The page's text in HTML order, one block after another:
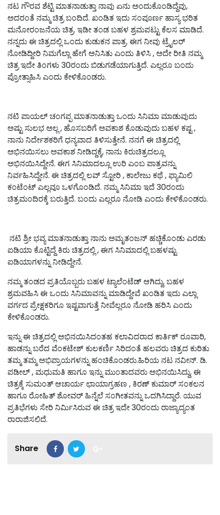
ನಟ ಗೌರವ ಶೆಟ್ಟಿ ಮಾತನಾಡುತ್ತಾ ನಾವು ಏನು ಅಂದುಕೊಂಡಿದ್ದೆವು,
ಅದರಂತೆ ನಮ್ಮ ಚಿತ್ರ ಬಂದಿದೆ. ಖಂಡಿತ ಇದು ಸಂಪೂರ್ಣ ಹಾಸ್ಯ ಭರಿತ
ಮನೋರಂಜನೆಯ ಚಿತ್ರ. ಇಡೀ ತಂಡ ಬಹಳ ಶ್ರಮಪಟ್ಟು ಕೆಲಸ ಮಾಡಿದೆ.
ನನ್ನದು ಈ ಚಿತ್ರದಲ್ಲಿ ಒಂದು ಕುಡುಕನ ಪಾತ್ರ. ಈಗ ನೀವು ಟ್ರೈಲರ್
ನೋಡಿದ್ದೀರಿ ನಿಮಗೆಲ್ಲಾ ಹೇಗೆ ಅನಿಸಿತು ಎಂದು ತಿಳಿಸಿ , ಅದೇ ರೀತಿ ನಮ್ಮ
ಚಿತ್ರ ಇದೇ ತಿಂಗಳು 30ರಂದು ಬಿಡುಗಡೆಯಾಗುತ್ತಿದೆ. ಎಲ್ಲರೂ ಬಂದು
ಪ್ರೋತ್ಸಾಹಿಸಿ ಎಂದು ಕೇಳಿಕೊಂಡರು.
ನಟಿ ಪಾಯಲ್ ಚಂಗಪ್ಪ ಮಾತನಾಡುತ್ತಾ ಒಂದು ಸಿನಿಮಾ ಮಾಡುವುದು
ಅಷ್ಟು ಸುಲಭ ಅಲ್ಲ , ಹೊಸಬರಿಗೆ ಅವಕಾಶ ಕೊಡುವುದು ಬಹಳ ಕಷ್ಟ ,
ನಾನು ನಿರ್ದೇಶಕರಿಗೆ ಧನ್ಯವಾದ ತಿಳಿಸುತ್ತೇನೆ. ನನಗೆ ಈ ಚಿತ್ರದಲ್ಲಿ
ಅಭಿನಯಿಸಲು ಅವಕಾಶ ನೀಡಿದ್ದಕ್ಕೆ, ನಾನು ಕಿರುಚಿತ್ರದಲ್ಲೂ
ಅಭಿನಯಿಸಿದ್ದೇನೆ. ಈಗ ಸಿನಿಮಾದಲ್ಲೂ ಉರಿ ಎಂಬ ಪಾತ್ರವನ್ನು
ನಿರ್ವಹಿಸಿದ್ದೇನೆ. ಈ ಚಿತ್ರದಲ್ಲಿ ಲವ್ ಸ್ಟೋರಿ , ಕಾಲೇಜು ಕಥೆ , ಫ್ಯಾಮಿಲಿ
ಕಂಟೆಂಟ್ ಎಲ್ಲವೂ ಒಳಗೊಂಡಿದೆ. ನಮ್ಮ ಸಿನಿಮಾ ಇದೆ 30ರಂದು
ಚಿತ್ರಮಂದಿರಕ್ಕೆ ಬರುತ್ತಿದೆ. ಬಂದು ಎಲ್ಲರೂ ನೋಡಿ ಎಂದು ಕೇಳಿಕೊಂಡರು.
ನಟಿ ಶ್ರೀ ಭವ್ಯ ಮಾತನಾಡುತ್ತಾ ನಾನು ಅಮೃತಂಜನ್ ಹಚ್ಚಿಕೊಂಡು ಎರಡು
ಐಡಿಯಾ ಕೊಟ್ಟಿದ್ದೆ ಕಿರು ಚಿತ್ರದಲ್ಲಿ , ಈಗ ಸಿನಿಮಾದಲ್ಲಿ ಬಹಳಷ್ಟು
ಐಡಿಯಾಗಳನ್ನು ನೀಡಿದ್ದೇನೆ.
ನಮ್ಮ ತಂಡದ ಪ್ರತಿಯೊಬ್ಬರು ಬಹಳ ಟ್ಯಾಲೆಂಟೆಡ್ ಆಗಿದ್ದು, ಬಹಳ
ಶ್ರಮವಹಿಸಿ ಈ ಒಂದು ಸಿನಿಮಾವನ್ನು ಮಾಡಿದ್ದೇವೆ ಖಂಡಿತ ಇದು ಎಲ್ಲಾ
ವರ್ಗದ ಪ್ರೇಕ್ಷಕರಿಗೂ ಇಷ್ಟವಾಗುತ್ತೆ ನೀವೆಲ್ಲರೂ ನೋಡಿ ಹರಿಸಿ ಎಂದು
ಕೇಳಿಕೊಂಡರು.
ಇನ್ನು ಈ ಚಿತ್ರದಲ್ಲಿ ಅಭಿನಯಿಸಿದಂತಹ ಕಲಾವಿದರಾದ ಕಾರ್ತಿಕ್ ರೂವಾರಿ,
ಹಾಡನ್ನು ಬರೆದ ವೆಂಕಟೇಶ್ ಕುಲಕರ್ಣಿ ಸಿರಿದಂತೆ ಹಲವರು ಚಿತ್ರದ ಕುರಿತು
ತಮ್ಮ ತಮ್ಮ ಅಭಿಪ್ರಾಯಗಳನ್ನು ಹಂಚಿಕೊಂಡರು.ಹಿರಿಯ ನಟ ನವೀನ್. ಡಿ.
ಪಡೀಲ್ , ಮಧುಮತಿ ಹಾಗೂ ಇನ್ನು ಮುಂತಾದವರು ಅಭಿನಯಿಸಿದ್ದು, ಈ
ಚಿತ್ರಕ್ಕೆ ಸುಮಂತ್ ಆಚಾರ್ಯ ಛಾಯಾಗ್ರಹಣ , ಕಿರಣ್ ಕುಮಾರ್ ಸಂಕಲನ
ಹಾಗೂ ರೋಹಿತ್ ಶೋವರ್ ಹಿನ್ನೆಲೆ ಸಂಗೀತವನ್ನು ಒದಗಿಸಿದ್ದಾರೆ. ಯುವ
ಪ್ರತಿಭೆಗಳು ಸೇರಿ ನಿರ್ಮಿಸಿರುವ ಈ ಚಿತ್ರ ಇದೇ 30ರಂದು ರಾಜ್ಯಾದ್ಯಂತ
ರಾರಾಜಿಸಲಿದೆ.
Share